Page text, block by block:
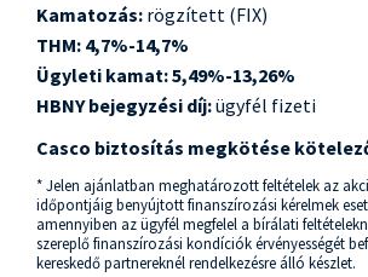
Kamatozás: rögzített (FIX)
THM: 4,7%-14,7%
Ügyleti kamat:5,49%-13,26%
HBNY bejegyzési díj:ügyfél fizeti
Casco biztosítás megkötése
* Jelen ajánlatban meghatározott feltételek az
időpontjáig benyújtott finanszírozási kérelmek
amennyiben az ügyfél megfelel a bírálati
szereplő finanszírozási kondíciók érvényességét
kereskedő partnereknél rendelkezésre álló készlet.